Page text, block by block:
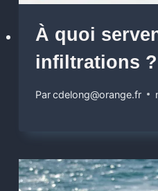
À quoi
infiltrations ?
Parcdelong@orange.fr